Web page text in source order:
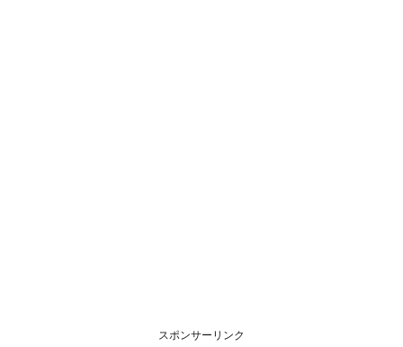
スポンサーリンク